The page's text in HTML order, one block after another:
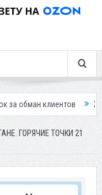
Жителей
ГОРЯЧИЕ ТОЧКИ 21